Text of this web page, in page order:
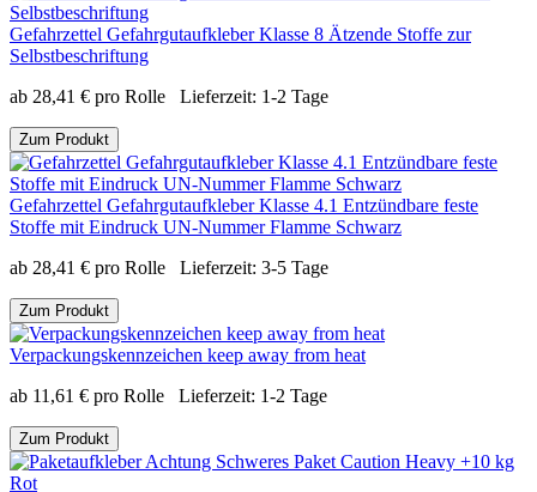
Gefahrzettel Gefahrgutaufkleber Klasse 8 Ätzende Stoffe zur
Selbstbeschriftung
ab 28,41 € pro Rolle Lieferzeit: 1-2 Tage
Zum Produkt
Gefahrzettel Gefahrgutaufkleber Klasse 4.1 Entzündbare feste
Stoffe mit Eindruck UN-Nummer Flamme Schwarz
ab 28,41 € pro Rolle Lieferzeit: 3-5 Tage
Zum Produkt
Verpackungskennzeichen keep away from heat
ab 11,61 € pro Rolle Lieferzeit: 1-2 Tage
Zum Produkt